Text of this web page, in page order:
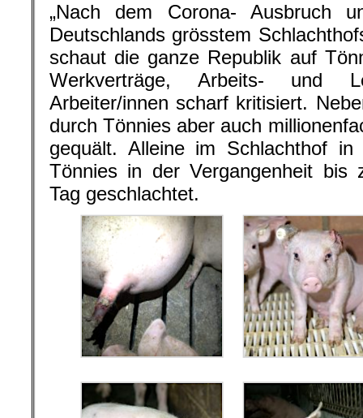
„Nach dem Corona- Ausbruch
Deutschlands grösstem
schaut die ganze Republik auf
Werkverträge, Arbeits- und
Arbeiter/innen scharf kritisiert.
durch Tönnies aber auch
gequält. Alleine im Schlachthof in
Tönnies in der Vergangenheit bis
Tag geschlachtet.